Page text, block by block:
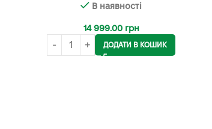
В наявності
14 999.00 грн
ДОДАТИ В КОШИК